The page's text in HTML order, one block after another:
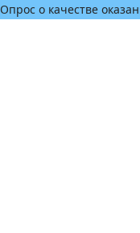
Опрос о качестве